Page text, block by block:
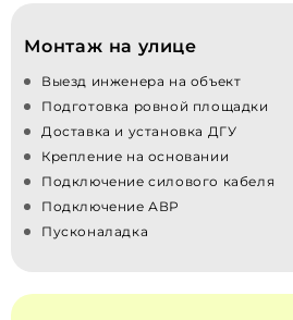
Монтаж на улице
Выезд инженера на объект
Подготовка ровной площадки
Доставка и установка ДГУ
Крепление на основании
Подключение силового кабеля
Подключение АВР
Пусконаладка